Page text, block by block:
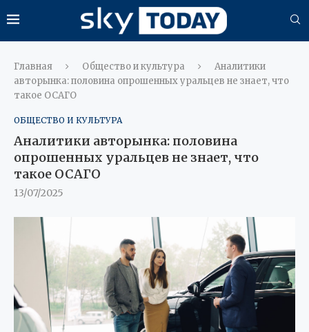
Главная Общество и культура
Аналитики
авторынка: половина опрошенных уральцев не знает, что
такое ОСАГО
ОБЩЕСТВО И КУЛЬТУРА
Аналитики авторынка: половина
опрошенных уральцев не знает, что
такое ОСАГО
13/07/2025